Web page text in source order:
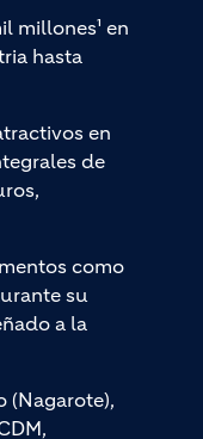
millones¹ en
hasta
en
de
como
su
a la
(Nagarote),